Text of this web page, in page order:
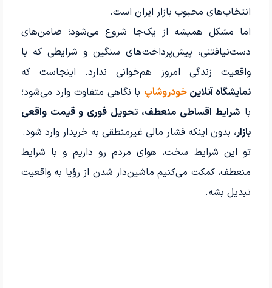
انتخاب‌های محبوب بازار ایران است.
اما مشکل همیشه از یک‌جا شروع می‌شود؛ ضامن‌های
دست‌نیافتنی، پیش‌پرداخت‌های سنگین و شرایطی که با
واقعیت زندگی امروز هم‌خوانی ندارد. اینجاست که
نمایشگاه آنلاین خودروشاپ با نگاهی متفاوت وارد می‌شود؛
با شرایط اقساطی منعطف، تحویل فوری و قیمت واقعی
بازار، بدون اینکه فشار مالی غیرمنطقی به خریدار وارد شود.
تو این شرایط سخت، هوای مردم رو داریم و با شرایط
منعطف، کمکت می‌کنیم ماشین‌دار شدن از رؤیا به واقعیت
تبدیل بشه.